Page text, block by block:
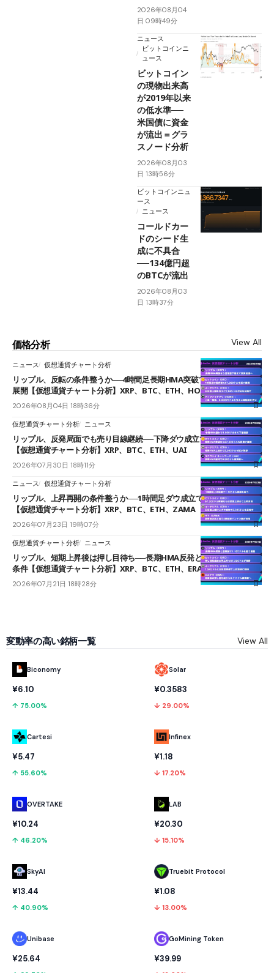
2026年08月04
日 09時49分
ニュース
ビットコインニ
ュース
ビットコイン
の現物出来高
が2019年以来
の低水準──
米国債に資金
が流出＝グラ
スノード分析
2026年08月03
日 13時56分
ビットコインニュ
ース
ニュース
コールドカー
ドのシード生
成に不具合
──134億円超
のBTCが流出
2026年08月03
日 13時37分
価格分析 View All
ニュース 仮想通貨チャート分析
リップル、反転の条件整うか──4時間足長期HMA突破で雲下端を目指す
展開【仮想通貨チャート分析】XRP、BTC、ETH、HOME
2026年08月04日 18時36分
仮想通貨チャート分析 ニュース
リップル、反発局面でも売り目線継続──下降ダウ成立で下値追う展開
【仮想通貨チャート分析】XRP、BTC、ETH、UAI
2026年07月30日 18時11分
ニュース 仮想通貨チャート分析
リップル、上昇再開の条件整うか──1時間足ダウ成立で1.185ドルを狙う
【仮想通貨チャート分析】XRP、BTC、ETH、ZAMA
2026年07月23日 19時07分
仮想通貨チャート分析 ニュース
リップル、短期上昇後は押し目待ち──長期HMA反発と雲上抜けが買い
条件【仮想通貨チャート分析】XRP、BTC、ETH、ERA
2026年07月21日 18時28分
変動率の高い銘柄一覧 View All
Biconomy
¥6.10
↑ 75.00%
Cartesi
¥5.47
↑ 55.60%
OVERTAKE
¥10.24
↑ 46.20%
SkyAI
¥13.44
↑ 40.90%
Unibase
¥25.64
Solar
¥0.3583
↓ 29.00%
Infinex
¥1.18
↓ 17.20%
LAB
¥20.30
↓ 15.10%
Truebit Protocol
¥1.08
↓ 13.00%
GoMining Token
¥39.99